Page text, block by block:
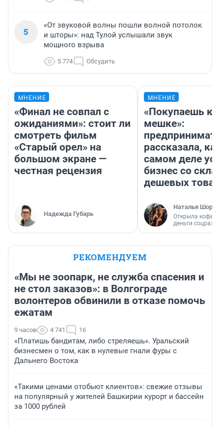
5
«От звуковой волны пошли волной потолок
и шторы»: над Тулой услышали звук
мощного взрыва
5 774 Обсудить
МНЕНИЕ
«Финал не совпал с
ожиданиями»: стоит ли
смотреть фильм
«Старый орел» на
большом экране —
честная рецензия
Надежда Губарь
МНЕНИЕ
«Покупаешь
мешке»:
рассказала,
самом деле
бизнес со
дешевых
Наталья
Открыла
деньги
РЕКОМЕНДУЕМ
«Мы не зоопарк, не служба спасения и
не стол заказов»: в Волгограде
волонтеров обвинили в отказе помочь
ежатам
9 часов 4 741 16
«Платишь бандитам, либо стреляешь». Уральский
бизнесмен о том, как в нулевые гнали фуры с
Дальнего Востока
«Такими ценами отобьют клиентов»: свежие отзывы
на популярный у жителей Башкирии курорт и бассейн
за 1000 рублей